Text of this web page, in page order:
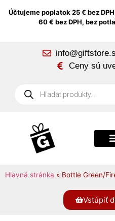
Účtujeme poplatok 25 € bez
60 € bez DPH, bez
Ceny sú
Hlavná stránka » Bottle Green/
Vstúpiť